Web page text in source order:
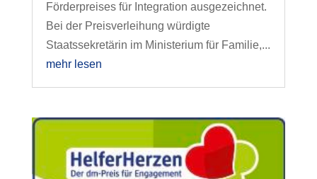
Förderpreises für Integration ausgezeichnet.
Bei der Preisverleihung würdigte
Staatssekretärin im Ministerium für Familie,...
mehr lesen